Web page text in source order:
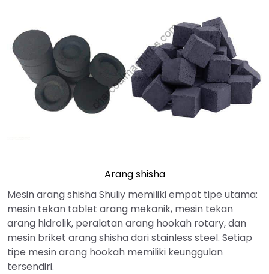
Arang shisha
Mesin arang shisha Shuliy memiliki empat tipe utama:
mesin tekan tablet arang mekanik, mesin tekan
arang hidrolik, peralatan arang hookah rotary, dan
mesin briket arang shisha dari stainless steel. Setiap
tipe mesin arang hookah memiliki keunggulan
tersendiri.